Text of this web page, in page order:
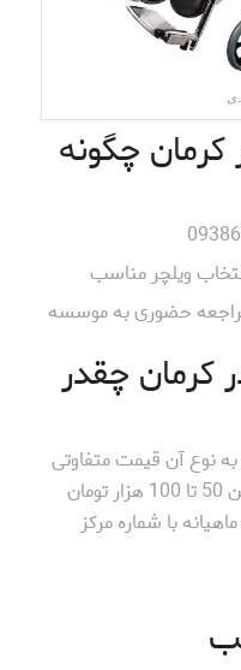
کرمان چگونه
ویلچر مناسب
حضوری به موسسه
کرمان چقدر
نوع آن قیمت متفاوتی
دارند .معمولا هزینه روزانه اجاره بین 50 تا 100 هزار تومان
با شماره مرکز